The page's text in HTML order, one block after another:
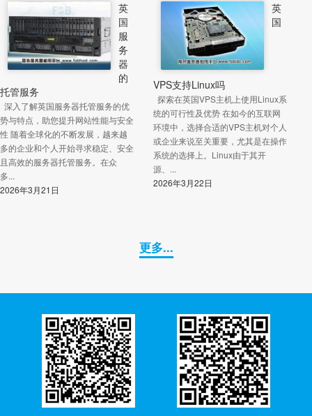
英
国
服
务
器
的
托管服务
深入了解英国服务器托管服务的优
势与特点，助您提升网站性能与安全
性 随着全球化的不断发展，越来越
多的企业和个人开始寻求稳定、安全
且高效的服务器托管服务。在众
多...
2026年3月21日
英
国
VPS支持Linux吗
探索在英国VPS主机上使用Linux系
统的可行性及优势 在如今的互联网
环境中，选择合适的VPS主机对个人
或企业来说至关重要，尤其是在操作
系统的选择上。Linux由于其开
源、...
2026年3月22日
更多...